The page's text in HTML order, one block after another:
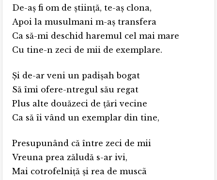
De-aş fi om de ştiinţă, te-aş clona,
Apoi la musulmani m-aş transfera
Ca să-mi deschid haremul cel mai mare
Cu tine-n zeci de mii de exemplare.
Şi de-ar veni un padişah bogat
Să îmi ofere-ntregul său regat
Plus alte douăzeci de ţări vecine
Ca să îi vând un exemplar din tine,
Presupunând că între zeci de mii
Vreuna prea zăludă s-ar ivi,
Mai cotrofelniţă şi rea de muscã